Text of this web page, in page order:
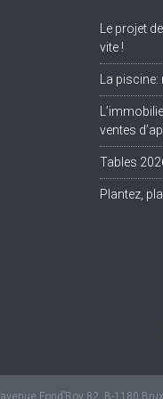
Le projet
vite !
La
ventes
Tables
Plantez,
avenue Fond’Roy 82, B-1180